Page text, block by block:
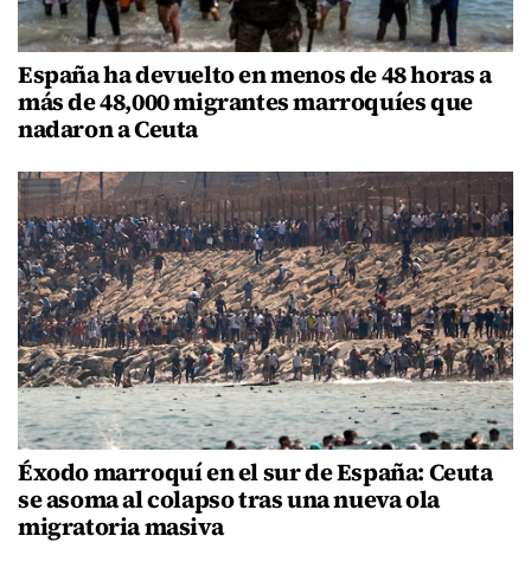
España ha devuelto en menos de 48 horas a
más de 48,000 migrantes marroquíes que
nadaron a Ceuta
Éxodo marroquí en el sur de España: Ceuta
se asoma al colapso tras una nueva ola
migratoria masiva